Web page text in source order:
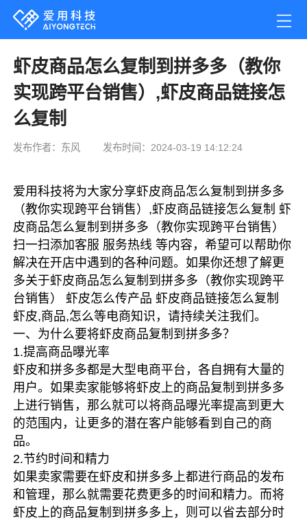
虾皮商品怎么复制到拼多多（教你
实现跨平台销售）,虾皮商品链接怎
么复制
发布作者：东风 发布时间：2024-03-19 14:12:24
爱用科技将为大家分享虾皮商品怎么复制到拼多多
（教你实现跨平台销售）,虾皮商品链接怎么复制 虾
皮商品怎么复制到拼多多（教你实现跨平台销售）
扫一扫添加客服 服务热线 等内容，希望可以帮助你
解决在开店中遇到的各种问题。如果你还想了解更
多关于虾皮商品怎么复制到拼多多（教你实现跨平
台销售） 虾皮怎么传产品 虾皮商品链接怎么复制
虾皮,商品,怎么等电商知识，请持续关注我们。
一、为什么要将虾皮商品复制到拼多多？
1.提高商品曝光率
虾皮和拼多多都是大型电商平台，各自拥有大量的
用户。如果卖家能够将虾皮上的商品复制到拼多多
上进行销售，那么就可以将商品曝光率提高到更大
的范围内，让更多的潜在客户能够看到自己的商
品。
2.节约时间和精力
如果卖家需要在虾皮和拼多多上都进行商品的发布
和管理，那么就需要花费更多的时间和精力。而将
虾皮上的商品复制到拼多多上，则可以省去部分时